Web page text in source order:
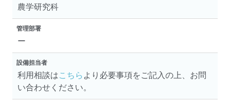
農学研究科
管理部署
ー
設備担当者
利用相談はこちら より必要事項をご記入の上、お問
い合わせください。